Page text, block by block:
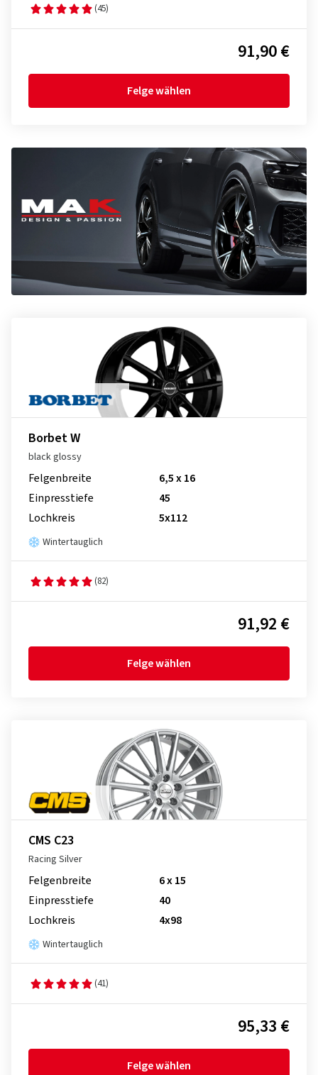
(45)
91,90 €
Felge wählen
Borbet W
black glossy
Felgenbreite
6,5 x 16
Einpresstiefe
45
Lochkreis
5x112
Wintertauglich
(82)
91,92 €
Felge wählen
CMS C23
Racing Silver
Felgenbreite
6 x 15
Einpresstiefe
40
Lochkreis
4x98
Wintertauglich
(41)
95,33 €
Felge wählen